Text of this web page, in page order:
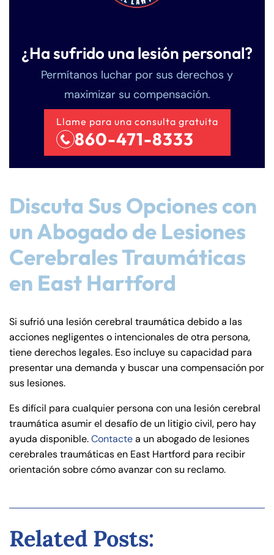
¿Ha sufrido una lesión personal?
Permítanos luchar por sus derechos y
maximizar su compensación.
Llame para una consulta gratuita
860-471-8333
Discuta Sus Opciones con
un Abogado de Lesiones
Cerebrales Traumáticas
en East Hartford
Si sufrió una lesión cerebral traumática debido a las
acciones negligentes o intencionales de otra persona,
tiene derechos legales. Eso incluye su capacidad para
presentar una demanda y buscar una compensación por
sus lesiones.
Es difícil para cualquier persona con una lesión cerebral
traumática asumir el desafío de un litigio civil, pero hay
ayuda disponible.Contactea un abogado de lesiones
cerebrales traumáticas en East Hartford para recibir
orientación sobre cómo avanzar con su reclamo.
Related Posts: